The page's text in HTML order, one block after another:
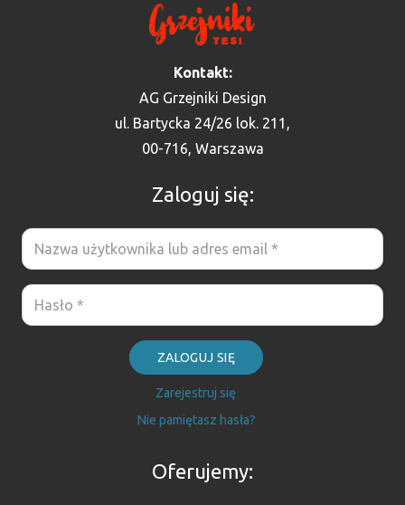
Kontakt:
AG Grzejniki Design
ul. Bartycka 24/26 lok. 211,
00-716, Warszawa
Zaloguj się:
ZALOGUJ SIĘ
Zarejestruj się
Nie pamiętasz hasła?
Oferujemy: